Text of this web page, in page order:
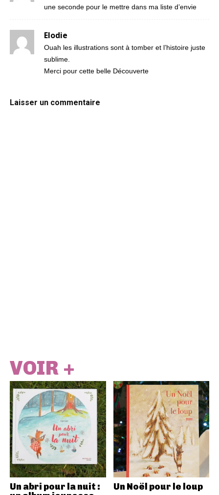
une seconde pour le mettre dans ma liste d’envie
Elodie
Ouah les illustrations sont à tomber et l’histoire juste
sublime.
Merci pour cette belle Découverte
Laisser un commentaire
VOIR +
Un abri pour la nuit :
Un Noël pour le loup